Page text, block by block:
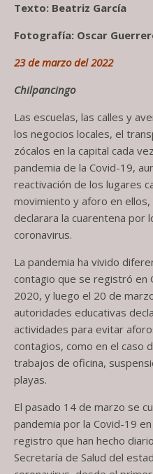
Texto: Beatriz García
Fotografía: Oscar
23 de marzo del 2022
Chilpancingo
Las escuelas, las calles y
los negocios locales, el
zócalos en la capital cada
pandemia de la Covid-19,
reactivación de los lugares
movimiento y aforo en
declarara la cuarentena por
coronavirus.
La pandemia ha vivido
contagio que se registró en
2020, y luego el 20 de
autoridades educativas
actividades para evitar
contagios, como en el caso
trabajos de oficina,
playas.
El pasado 14 de marzo se
pandemia por la Covid-19
registro que han hecho
Secretaría de Salud del